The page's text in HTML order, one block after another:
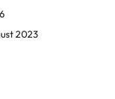
2023